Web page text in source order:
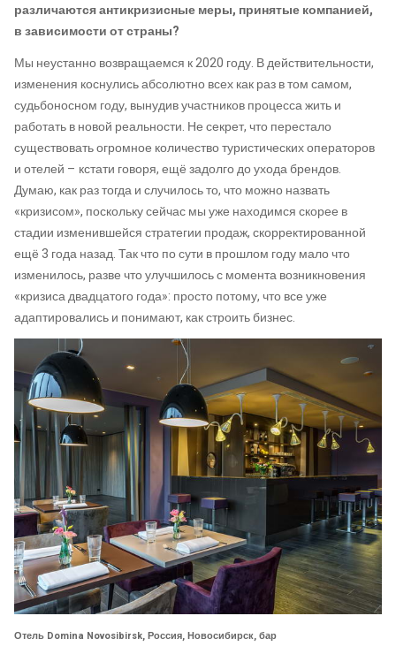
различаются антикризисные меры, принятые компанией,
в зависимости от страны?
Мы неустанно возвращаемся к 2020 году. В действительности,
изменения коснулись абсолютно всех как раз в том самом,
судьбоносном году, вынудив участников процесса жить и
работать в новой реальности. Не секрет, что перестало
существовать огромное количество туристических операторов
и отелей – кстати говоря, ещё задолго до ухода брендов.
Думаю, как раз тогда и случилось то, что можно назвать
«кризисом», поскольку сейчас мы уже находимся скорее в
стадии изменившейся стратегии продаж, скорректированной
ещё 3 года назад. Так что по сути в прошлом году мало что
изменилось, разве что улучшилось с момента возникновения
«кризиса двадцатого года»: просто потому, что все уже
адаптировались и понимают, как строить бизнес.
Отель Domina Novosibirsk, Россия, Новосибирск, бар